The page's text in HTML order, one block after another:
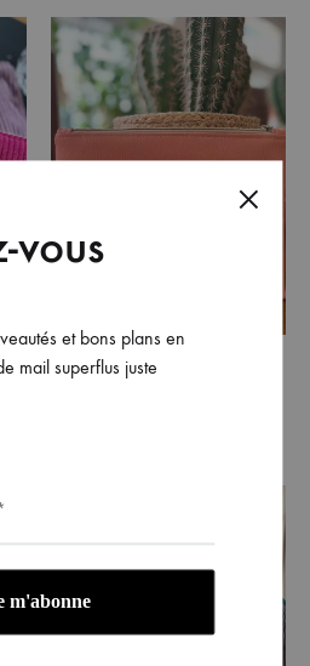
Pochette Super Maitresse
vous
et bons plans en
mail superflus juste